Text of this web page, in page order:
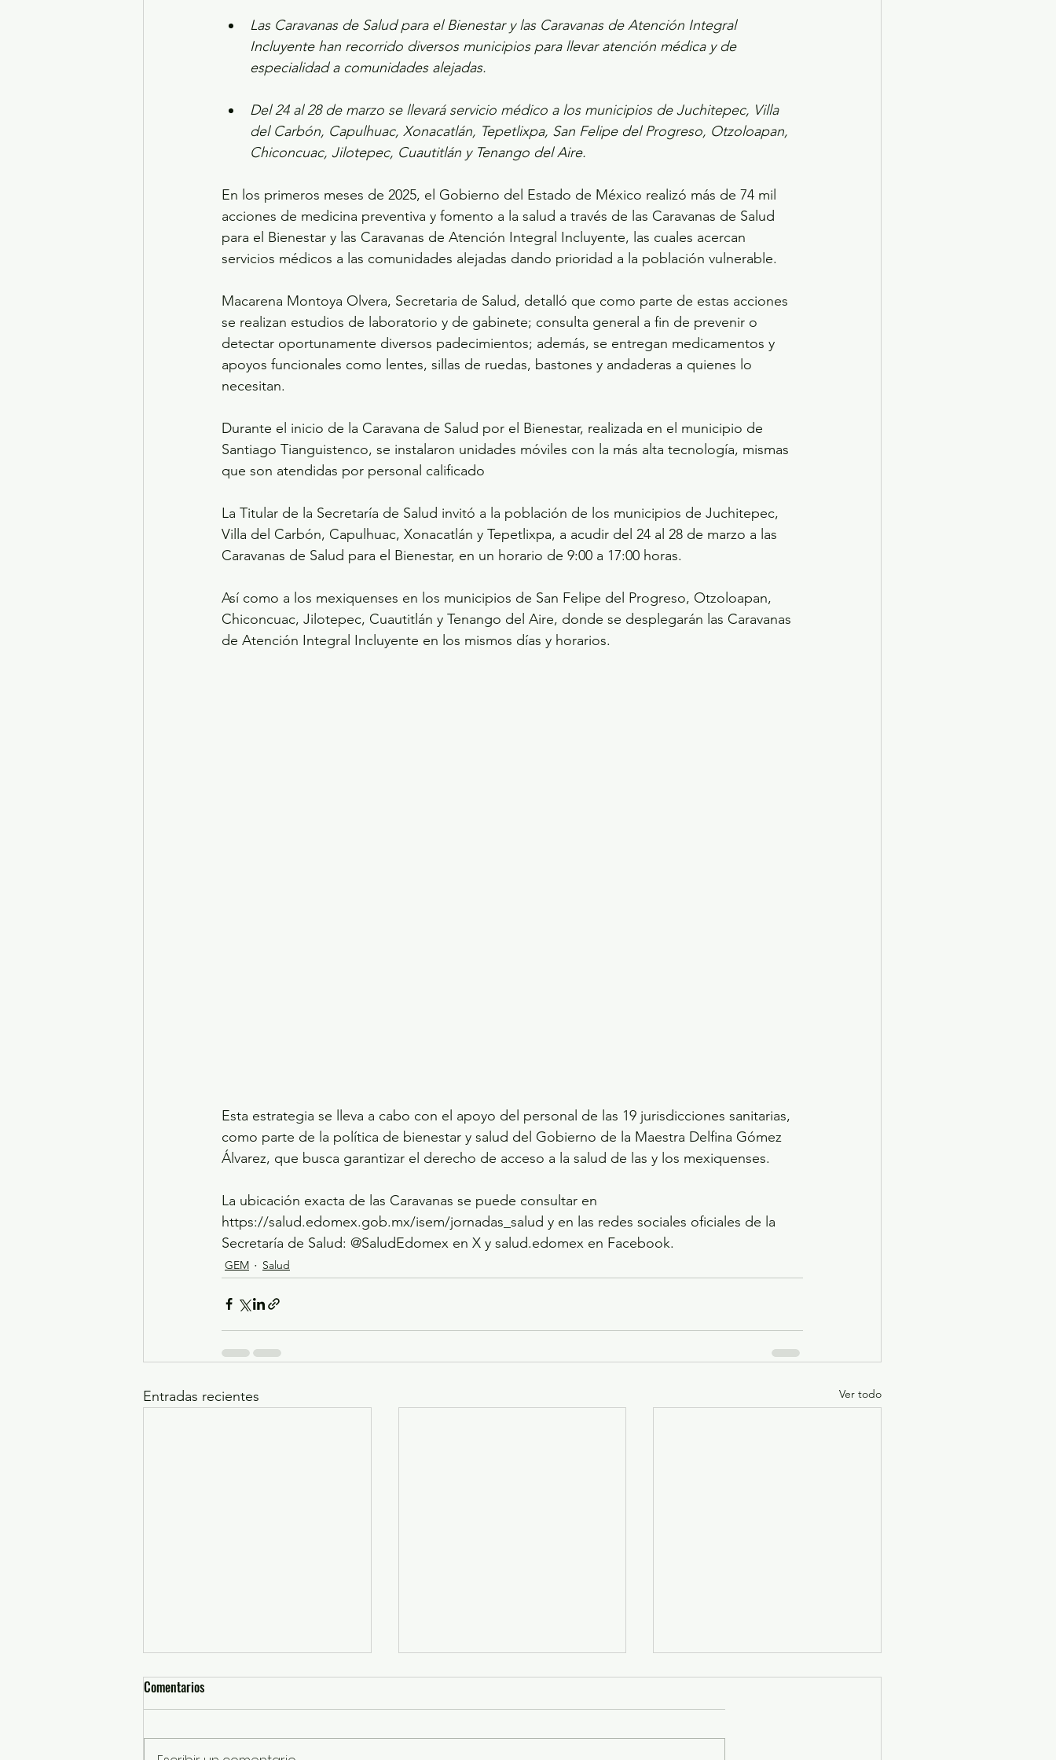
Las Caravanas de Salud para el Bienestar y las Caravanas de Atención Integral
Incluyente han recorrido diversos municipios para llevar atención médica y de
especialidad a comunidades alejadas.
Del 24 al 28 de marzo se llevará servicio médico a los municipios de Juchitepec, Villa
del Carbón, Capulhuac, Xonacatlán, Tepetlixpa, San Felipe del Progreso, Otzoloapan,
Chiconcuac, Jilotepec, Cuautitlán y Tenango del Aire.
En los primeros meses de 2025, el Gobierno del Estado de México realizó más de 74 mil
acciones de medicina preventiva y fomento a la salud a través de las Caravanas de Salud
para el Bienestar y las Caravanas de Atención Integral Incluyente, las cuales acercan
servicios médicos a las comunidades alejadas dando prioridad a la población vulnerable.
Macarena Montoya Olvera, Secretaria de Salud, detalló que como parte de estas acciones
se realizan estudios de laboratorio y de gabinete; consulta general a fin de prevenir o
detectar oportunamente diversos padecimientos; además, se entregan medicamentos y
apoyos funcionales como lentes, sillas de ruedas, bastones y andaderas a quienes lo
necesitan.
Durante el inicio de la Caravana de Salud por el Bienestar, realizada en el municipio de
Santiago Tianguistenco, se instalaron unidades móviles con la más alta tecnología, mismas
que son atendidas por personal calificado
La Titular de la Secretaría de Salud invitó a la población de los municipios de Juchitepec,
Villa del Carbón, Capulhuac, Xonacatlán y Tepetlixpa, a acudir del 24 al 28 de marzo a las
Caravanas de Salud para el Bienestar, en un horario de 9:00 a 17:00 horas.
Así como a los mexiquenses en los municipios de San Felipe del Progreso, Otzoloapan,
Chiconcuac, Jilotepec, Cuautitlán y Tenango del Aire, donde se desplegarán las Caravanas
de Atención Integral Incluyente en los mismos días y horarios.
Esta estrategia se lleva a cabo con el apoyo del personal de las 19 jurisdicciones sanitarias,
como parte de la política de bienestar y salud del Gobierno de la Maestra Delfina Gómez
Álvarez, que busca garantizar el derecho de acceso a la salud de las y los mexiquenses.
La ubicación exacta de las Caravanas se puede consultar en
https://salud.edomex.gob.mx/isem/jornadas_salud y en las redes sociales oficiales de la
Secretaría de Salud: @SaludEdomex en X y salud.edomex en Facebook.
GEM Salud
Entradas recientes Ver todo
Comentarios